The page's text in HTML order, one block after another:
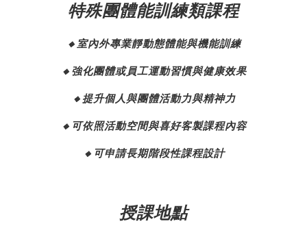
特殊團體能訓練類課程
🔸 室內外專業靜動態體能與機能訓練
🔸 強化團體或員工運動習慣與健康效果
🔸 提升個人與團體活動力與精神力
🔸 可依照活動空間與喜好客製課程內容
🔸 可申請長期階段性課程設計
授課地點